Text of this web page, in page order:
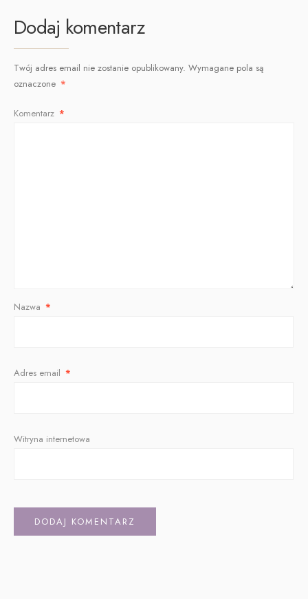
Dodaj komentarz
Twój adres email nie zostanie opublikowany. Wymagane pola są
oznaczone *
Komentarz *
Nazwa *
Adres email *
Witryna internetowa